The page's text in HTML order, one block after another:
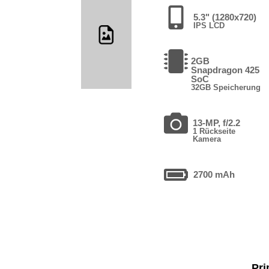
5.3" (1280x720)
IPS LCD
2GB
Snapdragon 425
SoC
32GB Speicherung
13-MP, f/2.2
1 Rückseite
Kamera
2700 mAh